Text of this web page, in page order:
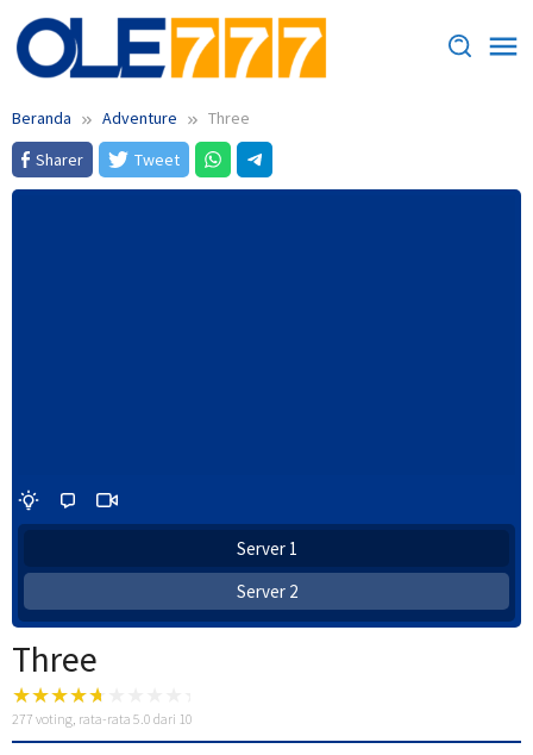
Loncat
ke
konten
Beranda Adventure
Three
Sharer
Tweet
Server 1
Server 2
Three
277 voting, rata-rata 5.0 dari 10